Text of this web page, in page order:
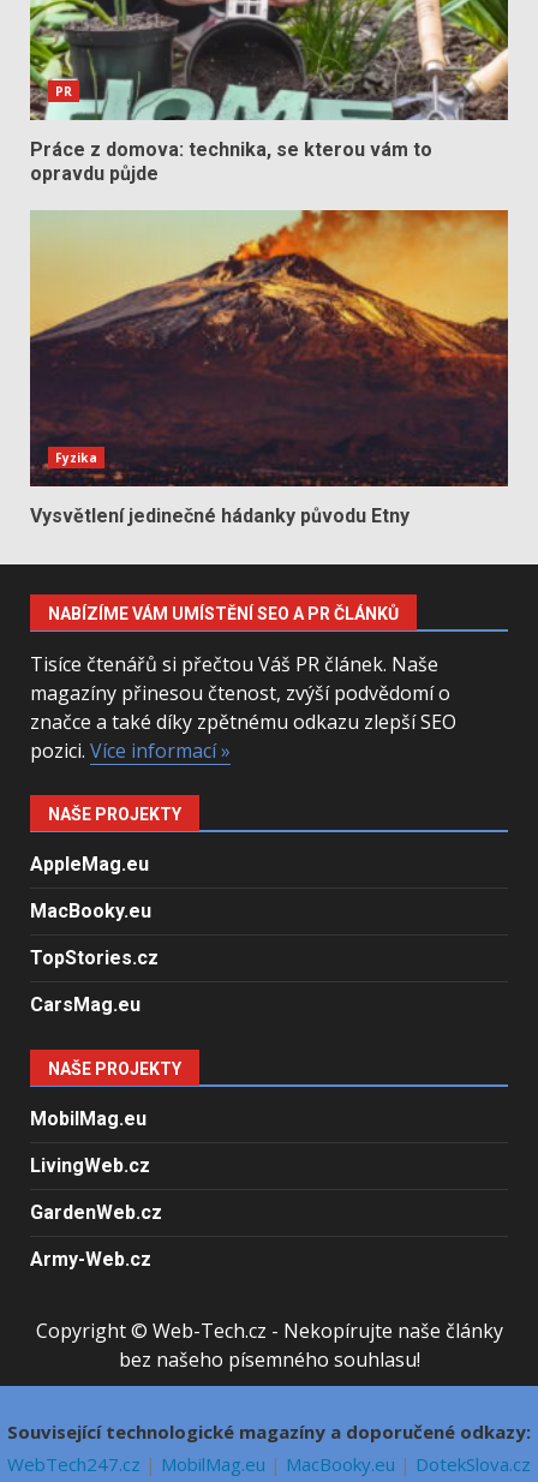
PR
Práce z domova: technika, se kterou vám to
opravdu půjde
Fyzika
Vysvětlení jedinečné hádanky původu Etny
NABÍZÍME VÁM UMÍSTĚNÍ SEO A PR ČLÁNKŮ
Tisíce čtenářů si přečtou Váš PR článek. Naše
magazíny přinesou čtenost, zvýší podvědomí o
značce a také díky zpětnému odkazu zlepší SEO
pozici. Více informací »
NAŠE PROJEKTY
AppleMag.eu
MacBooky.eu
TopStories.cz
CarsMag.eu
NAŠE PROJEKTY
MobilMag.eu
LivingWeb.cz
GardenWeb.cz
Army-Web.cz
Copyright © Web-Tech.cz - Nekopírujte naše články
bez našeho písemného souhlasu!
Související technologické magazíny a doporučené odkazy:
WebTech247.cz | MobilMag.eu | MacBooky.eu | DotekSlova.cz